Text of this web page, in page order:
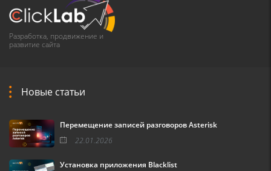
Разработка, продвижение и
развитие сайта
Новые статьи
Перемещение записей разговоров Asterisk
22.01.2026
Установка приложения Blacklist